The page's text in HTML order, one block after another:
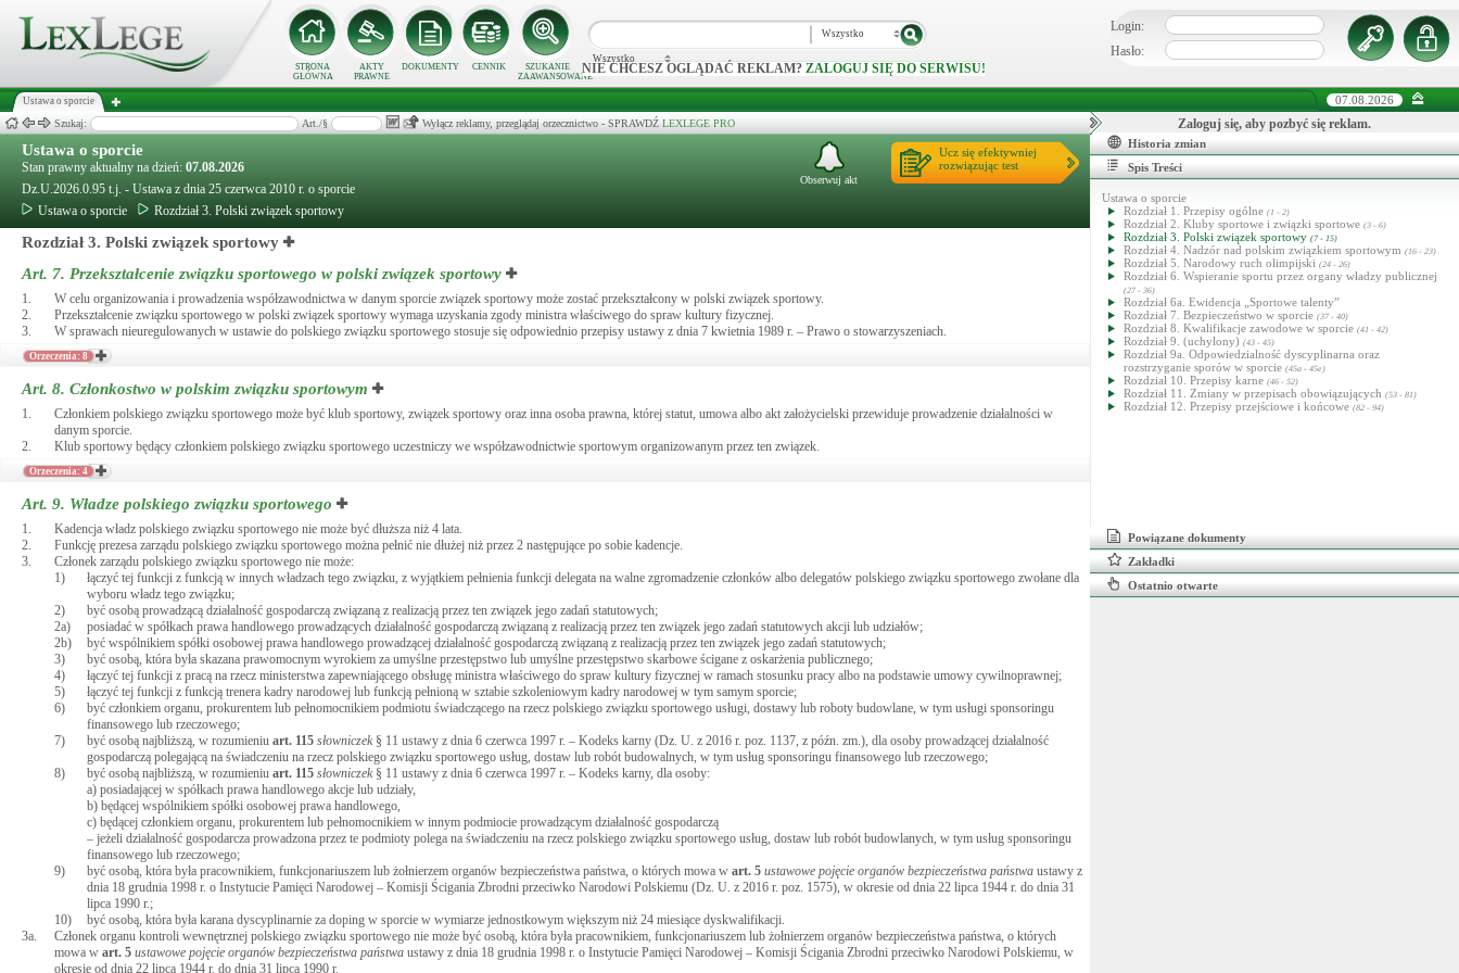
STRONA
GŁÓWNA
AKTY
PRAWNE
DOKUMENTY CENNIK
SZUKANIE
ZAAWANSOWANE
Wszystko
Wszystko
NIE CHCESZ OGLĄDAĆ REKLAM? ZALOGUJ SIĘ DO SERWISU!
Login:
Hasło:
Ustawa o sporcie 07.08.2026
Szukaj: Art./§ Wyłącz reklamy, przeglądaj orzecznictwo - SPRAWDŹ LEXLEGE PRO
Ustawa o sporcie
Stan prawny aktualny na dzień: 07.08.2026
Dz.U.2026.0.95 t.j. - Ustawa z dnia 25 czerwca 2010 r. o sporcie
Ustawa o sporcie
Rozdział 3. Polski związek sportowy
Ucz się efektywniej
rozwiązując test
Obserwuj akt
Rozdział 3. Polski związek sportowy
Art. 7. Przekształcenie związku sportowego w polski związek sportowy
1.
W celu organizowania i prowadzenia współzawodnictwa w danym sporcie związek sportowy może zostać przekształcony w polski związek sportowy.
2.
Przekształcenie związku sportowego w polski związek sportowy wymaga uzyskania zgody ministra właściwego do spraw kultury fizycznej.
3.
W sprawach nieuregulowanych w ustawie do polskiego związku sportowego stosuje się odpowiednio przepisy ustawy z dnia 7 kwietnia 1989 r. – Prawo o stowarzyszeniach.
Orzeczenia: 8
Art. 8. Członkostwo w polskim związku sportowym
1.
Członkiem polskiego związku sportowego może być klub sportowy, związek sportowy oraz inna osoba prawna, której statut, umowa albo akt założycielski przewiduje prowadzenie działalności w
danym sporcie.
2.
Klub sportowy będący członkiem polskiego związku sportowego uczestniczy we współzawodnictwie sportowym organizowanym przez ten związek.
Orzeczenia: 4
Art. 9. Władze polskiego związku sportowego
1.
Kadencja władz polskiego związku sportowego nie może być dłuższa niż 4 lata.
2.
Funkcję prezesa zarządu polskiego związku sportowego można pełnić nie dłużej niż przez 2 następujące po sobie kadencje.
3.
Członek zarządu polskiego związku sportowego nie może:
1)
łączyć tej funkcji z funkcją w innych władzach tego związku, z wyjątkiem pełnienia funkcji delegata na walne zgromadzenie członków albo delegatów polskiego związku sportowego zwołane dla
wyboru władz tego związku;
2)
być osobą prowadzącą działalność gospodarczą związaną z realizacją przez ten związek jego zadań statutowych;
2a)
posiadać w spółkach prawa handlowego prowadzących działalność gospodarczą związaną z realizacją przez ten związek jego zadań statutowych akcji lub udziałów;
2b)
być wspólnikiem spółki osobowej prawa handlowego prowadzącej działalność gospodarczą związaną z realizacją przez ten związek jego zadań statutowych;
3)
być osobą, która była skazana prawomocnym wyrokiem za umyślne przestępstwo lub umyślne przestępstwo skarbowe ścigane z oskarżenia publicznego;
4)
łączyć tej funkcji z pracą na rzecz ministerstwa zapewniającego obsługę ministra właściwego do spraw kultury fizycznej w ramach stosunku pracy albo na podstawie umowy cywilnoprawnej;
5)
łączyć tej funkcji z funkcją trenera kadry narodowej lub funkcją pełnioną w sztabie szkoleniowym kadry narodowej w tym samym sporcie;
6)
być członkiem organu, prokurentem lub pełnomocnikiem podmiotu świadczącego na rzecz polskiego związku sportowego usługi, dostawy lub roboty budowlane, w tym usługi sponsoringu
finansowego lub rzeczowego;
7)
być osobą najbliższą, w rozumieniu art. 115 słowniczek§ 11 ustawy z dnia 6 czerwca 1997 r. – Kodeks karny (Dz. U. z 2016 r. poz. 1137, z późn. zm.), dla osoby prowadzącej działalność
gospodarczą polegającą na świadczeniu na rzecz polskiego związku sportowego usług, dostaw lub robót budowalnych, w tym usług sponsoringu finansowego lub rzeczowego;
8)
być osobą najbliższą, w rozumieniu art. 115 słowniczek§ 11 ustawy z dnia 6 czerwca 1997 r. – Kodeks karny, dla osoby:
a) posiadającej w spółkach prawa handlowego akcje lub udziały,
b) będącej wspólnikiem spółki osobowej prawa handlowego,
c) będącej członkiem organu, prokurentem lub pełnomocnikiem w innym podmiocie prowadzącym działalność gospodarczą
– jeżeli działalność gospodarcza prowadzona przez te podmioty polega na świadczeniu na rzecz polskiego związku sportowego usług, dostaw lub robót budowlanych, w tym usług sponsoringu
finansowego lub rzeczowego;
9)
być osobą, która była pracownikiem, funkcjonariuszem lub żołnierzem organów bezpieczeństwa państwa, o których mowa w art. 5 ustawowe pojęcie organów bezpieczeństwa państwa ustawy z
dnia 18 grudnia 1998 r. o Instytucie Pamięci Narodowej – Komisji Ścigania Zbrodni przeciwko Narodowi Polskiemu (Dz. U. z 2016 r. poz. 1575), w okresie od dnia 22 lipca 1944 r. do dnia 31
lipca 1990 r.;
10)
być osobą, która była karana dyscyplinarnie za doping w sporcie w wymiarze jednostkowym większym niż 24 miesiące dyskwalifikacji.
3a.
Członek organu kontroli wewnętrznej polskiego związku sportowego nie może być osobą, która była pracownikiem, funkcjonariuszem lub żołnierzem organów bezpieczeństwa państwa, o których
mowa w art. 5 ustawowe pojęcie organów bezpieczeństwa państwa ustawy z dnia 18 grudnia 1998 r. o Instytucie Pamięci Narodowej – Komisji Ścigania Zbrodni przeciwko Narodowi Polskiemu, w
okresie od dnia 22 lipca 1944 r. do dnia 31 lipca 1990 r.
Zaloguj się, aby pozbyć się reklam.
Historia zmian
Spis Treści
Ustawa o sporcie
Rozdział 1. Przepisy ogólne (1 - 2)
Rozdział 2. Kluby sportowe i związki sportowe (3 - 6)
Rozdział 3. Polski związek sportowy (7 - 15)
Rozdział 4. Nadzór nad polskim związkiem sportowym (16 - 23)
Rozdział 5. Narodowy ruch olimpijski (24 - 26)
Rozdział 6. Wspieranie sportu przez organy władzy publicznej
(27 - 36)
Rozdział 6a. Ewidencja „Sportowe talenty”
Rozdział 7. Bezpieczeństwo w sporcie (37 - 40)
Rozdział 8. Kwalifikacje zawodowe w sporcie (41 - 42)
Rozdział 9. (uchylony) (43 - 45)
Rozdział 9a. Odpowiedzialność dyscyplinarna oraz
rozstrzyganie sporów w sporcie (45a - 45e)
Rozdział 10. Przepisy karne (46 - 52)
Rozdział 11. Zmiany w przepisach obowiązujących (53 - 81)
Rozdział 12. Przepisy przejściowe i końcowe (82 - 94)
Powiązane dokumenty
Zakładki
Ostatnio otwarte